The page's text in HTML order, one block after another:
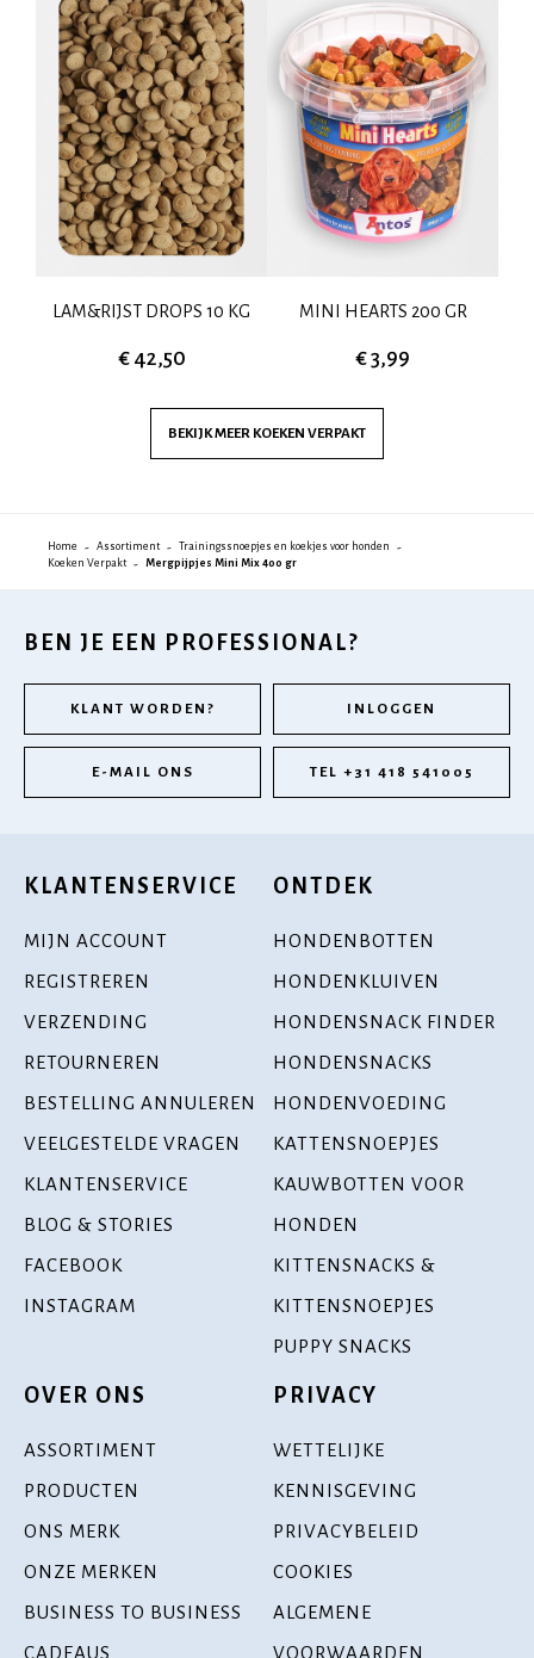
LAM&RIJST DROPS 10 KG
€ 42,50
MINI HEARTS 200 GR
€ 3,99
BEKIJK MEER KOEKEN VERPAKT
Home Assortiment
Trainingssnoepjes en koekjes voor honden
Koeken Verpakt
Mergpijpjes Mini Mix 400 gr
BEN JE EEN PROFESSIONAL?
KLANT WORDEN? INLOGGEN
E-MAIL ONS TEL +31 418 541005
KLANTENSERVICE
MIJN ACCOUNT
REGISTREREN
VERZENDING
RETOURNEREN
BESTELLING ANNULEREN
VEELGESTELDE VRAGEN
KLANTENSERVICE
BLOG & STORIES
FACEBOOK
INSTAGRAM
ONTDEK
HONDENBOTTEN
HONDENKLUIVEN
HONDENSNACK FINDER
HONDENSNACKS
HONDENVOEDING
KATTENSNOEPJES
KAUWBOTTEN VOOR
HONDEN
KITTENSNACKS &
KITTENSNOEPJES
PUPPY SNACKS
OVER ONS
ASSORTIMENT
PRODUCTEN
ONS MERK
ONZE MERKEN
BUSINESS TO BUSINESS
CADEAUS
PRIVACY
WETTELIJKE
KENNISGEVING
PRIVACYBELEID
COOKIES
ALGEMENE
VOORWAARDEN